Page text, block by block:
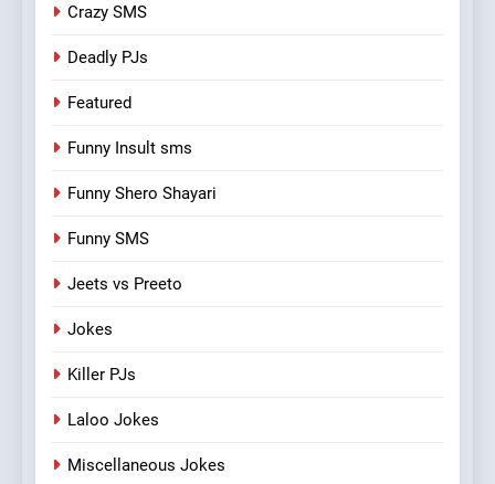
Crazy SMS
Deadly PJs
Featured
Funny Insult sms
Funny Shero Shayari
Funny SMS
Jeets vs Preeto
Jokes
Killer PJs
Laloo Jokes
Miscellaneous Jokes